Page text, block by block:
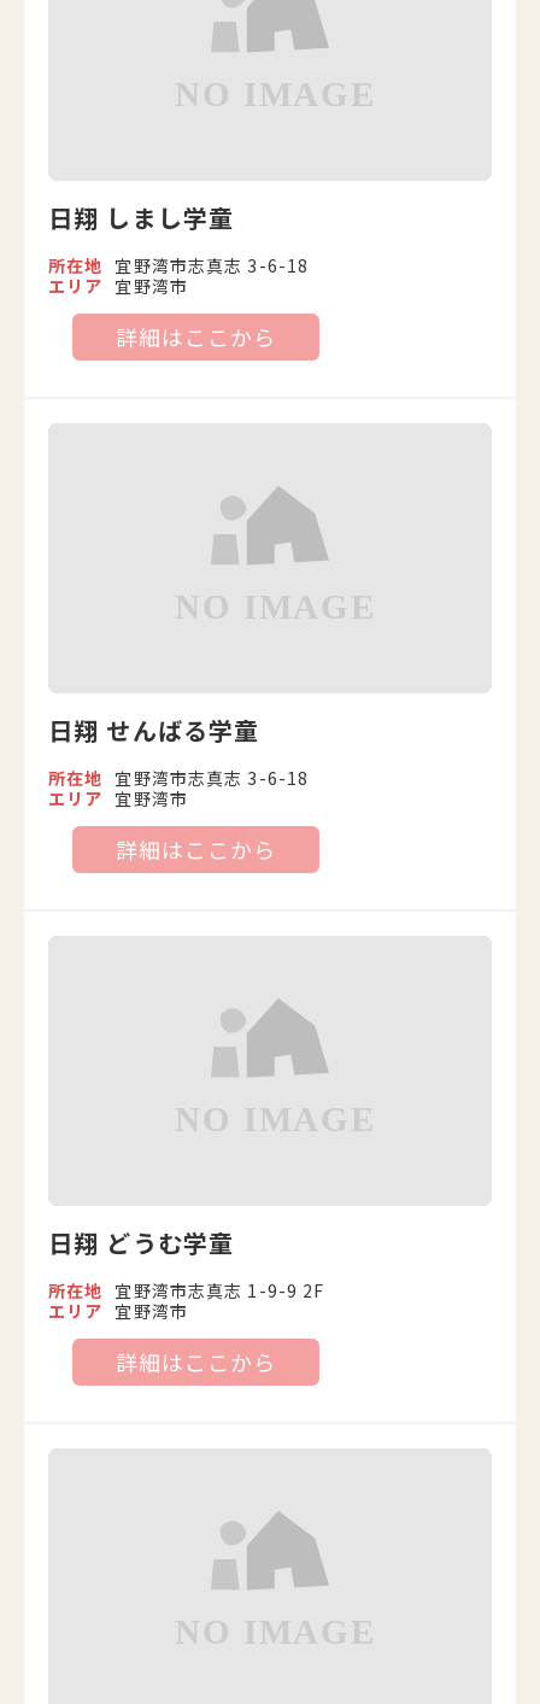
日翔 しまし学童
所在地 宜野湾市志真志 3-6-18
エリア 宜野湾市
詳細はここから
日翔 せんばる学童
所在地 宜野湾市志真志 3-6-18
エリア 宜野湾市
詳細はここから
日翔 どうむ学童
所在地 宜野湾市志真志 1-9-9 2F
エリア 宜野湾市
詳細はここから